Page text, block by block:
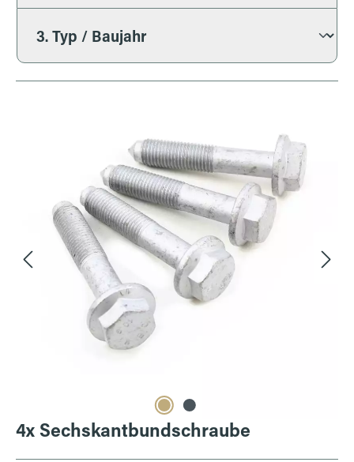
4x Sechskantbundschraube